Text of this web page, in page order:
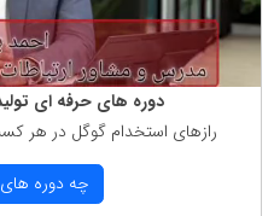
دوره های حرفه ای
رازهای استخدام گوگل در هر
چه دوره